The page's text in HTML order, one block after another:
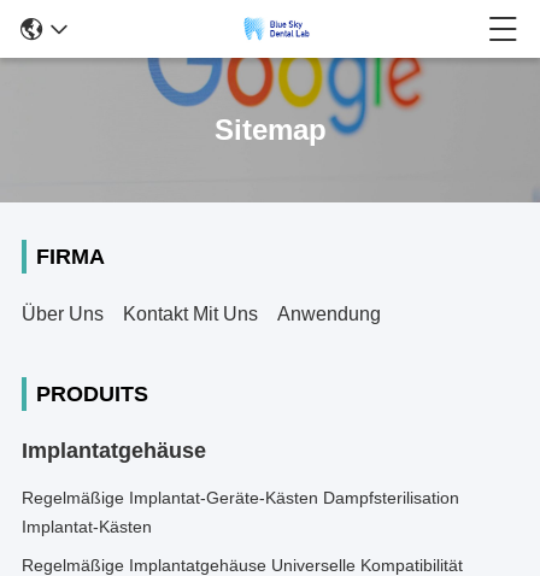
Sitemap
FIRMA
Über Uns Kontakt Mit Uns Anwendung
PRODUITS
Implantatgehäuse
Regelmäßige Implantat-Geräte-Kästen Dampfsterilisation
Implantat-Kästen
Regelmäßige Implantatgehäuse Universelle Kompatibilität